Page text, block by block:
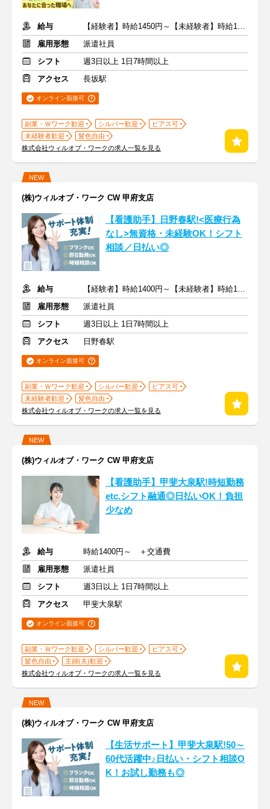
給与
【経験者】時給1450円～【未経験者】時給1300円～ ＋交通費
雇用形態
派遣社員
シフト
週3日以上 1日7時間以上
アクセス
長坂駅
オンライン面接可
副業・Ｗワーク歓迎 シルバー歓迎
ピアス可
未経験者歓迎
髪色自由
株式会社ウィルオブ・ワークの求人一覧を見る
NEW
(株)ウィルオブ・ワーク CW 甲府支店
【看護助手】日野春駅!<医療行為
なし>無資格・未経験OK！シフト
相談／日払い◎
給与
【経験者】時給1400円～【未経験者】時給1300円～ ＋交通費
雇用形態
派遣社員
シフト
週3日以上 1日7時間以上
アクセス
日野春駅
オンライン面接可
副業・Ｗワーク歓迎 シルバー歓迎
ピアス可
未経験者歓迎
髪色自由
株式会社ウィルオブ・ワークの求人一覧を見る
NEW
(株)ウィルオブ・ワーク CW 甲府支店
【看護助手】甲斐大泉駅!時短勤務
etc.シフト融通◎日払いOK！負担
少なめ
給与
時給1400円～ ＋交通費
雇用形態
派遣社員
シフト
週3日以上 1日7時間以上
アクセス
甲斐大泉駅
オンライン面接可
副業・Ｗワーク歓迎 シルバー歓迎
ピアス可
髪色自由
主婦(夫)歓迎
株式会社ウィルオブ・ワークの求人一覧を見る
NEW
(株)ウィルオブ・ワーク CW 甲府支店
【生活サポート】甲斐大泉駅!50～
60代活躍中♪日払い・シフト相談O
K！お試し勤務も◎